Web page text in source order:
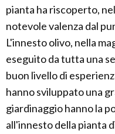
pianta ha riscoperto,
notevole valenza dal
L'innesto olivo, nella
eseguito da tutta una
buon livello di
hanno sviluppato una
giardinaggio hanno la
all'innesto della pianta